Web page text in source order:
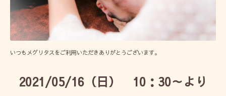
いつもメグリタスをご利用いただきありがとうございます。
2021/05/16（日） 10：30～より